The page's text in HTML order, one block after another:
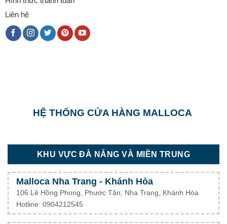
Liên hệ
HỆ THỐNG CỬA HÀNG MALLOCA
KHU VỰC ĐÀ NẴNG VÀ MIỀN TRUNG
Malloca Nha Trang - Khánh Hòa
106 Lê Hồng Phong, Phước Tân, Nha Trang, Khánh Hòa
Hotline: 0904212545